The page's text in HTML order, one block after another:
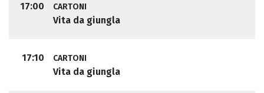
17:00 CARTONI
Vita da giungla
17:10 CARTONI
Vita da giungla